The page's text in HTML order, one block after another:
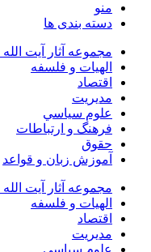
منو
دسته بندی ها
مجموعه آثار آيت
الهیات و فلسفه
اقتصاد
مديريت
علوم سياسي
فرهنگ و ارتباطات
حقوق
آموزش زبان و قواعد
مجموعه آثار آيت
الهیات و فلسفه
اقتصاد
مديريت